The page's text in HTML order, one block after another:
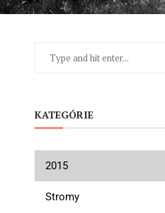
KATEGÓRIE
2015
Stromy